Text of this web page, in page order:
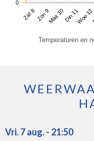
Zat 8Zon 9Maa 10Din 11Woe 12
0
Temperaturen en
Vri. 7 aug. - 21:50